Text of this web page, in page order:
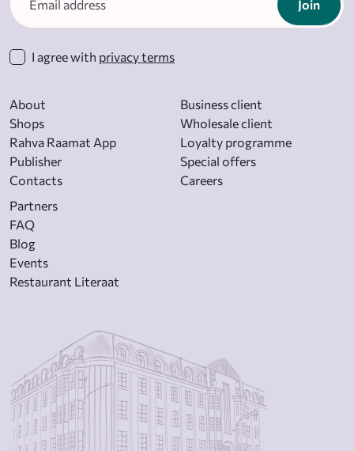
Join
I agree with privacy terms
About
Shops
Rahva Raamat App
Publisher
Contacts
Business client
Wholesale client
Loyalty programme
Special offers
Careers
Partners
FAQ
Blog
Events
Restaurant Literaat